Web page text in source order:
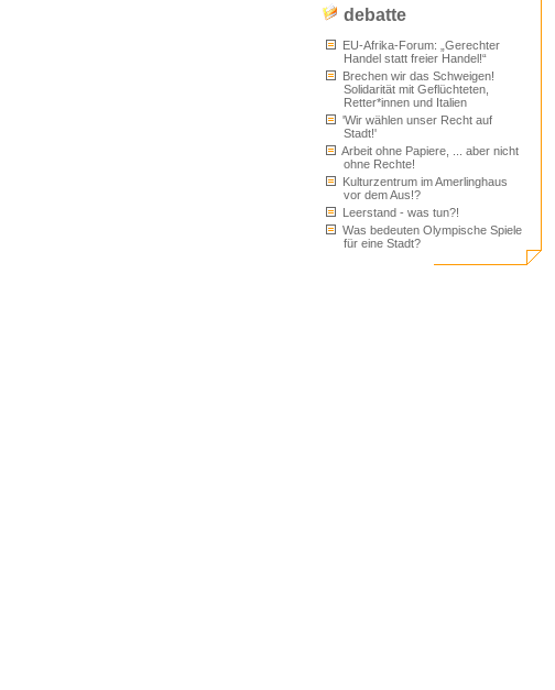
debatte
EU-Afrika-Forum: „Gerechter
Handel statt freier Handel!“
Brechen wir das Schweigen!
Solidarität mit Geflüchteten,
Retter*innen und Italien
'Wir wählen unser Recht auf
Stadt!'
Arbeit ohne Papiere, ... aber nicht
ohne Rechte!
Kulturzentrum im Amerlinghaus
vor dem Aus!?
Leerstand - was tun?!
Was bedeuten Olympische Spiele
für eine Stadt?